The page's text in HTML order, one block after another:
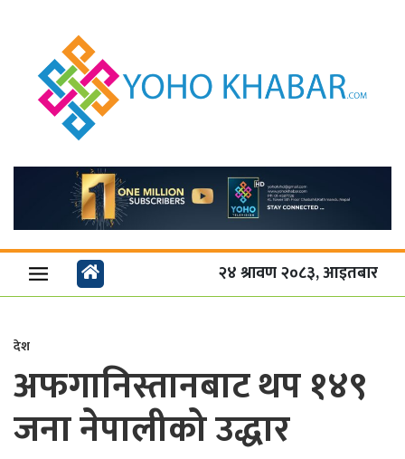
२४ श्रावण २०८३, आइतबार
देश
अफगानिस्तानबाट थप १४९
जना नेपालीको उद्धार